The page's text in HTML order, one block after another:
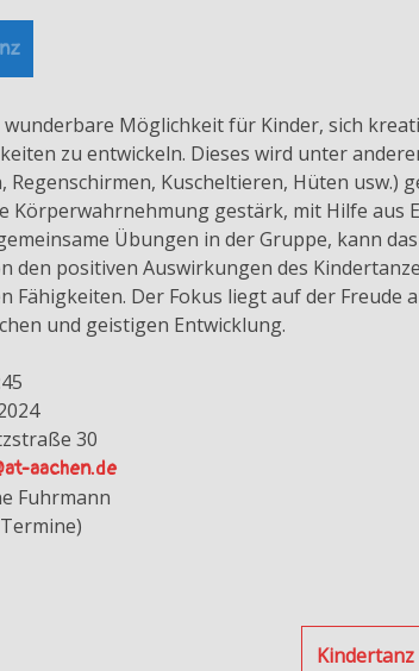
Möglichkeit für Kinder, sich
zu entwickeln. Dieses wird unter
Regenschirmen, Kuscheltieren, Hüten usw.)
Körperwahrnehmung gestärk, mit Hilfe aus
Übungen in der Gruppe, kann
den positiven Auswirkungen des
Fähigkeiten. Der Fokus liegt auf der Freude
und geistigen Entwicklung.
30
aachen.de
Fuhrmann
Kindertanz